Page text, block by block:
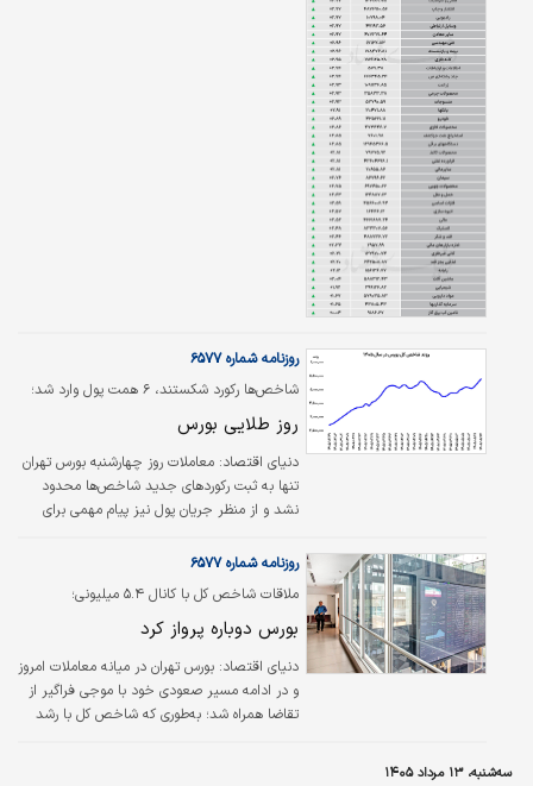
شاخص‌ها رکورد شکستند، ۶ همت پول وارد شد؛
روزنامه شماره ۶۵۷۷
روز طلایی بورس
دنیای اقتصاد: معاملات روز چهارشنبه بورس تهران
تنها به ثبت رکوردهای جدید شاخص‌ها محدود
نشد و از منظر جریان پول نیز پیام مهمی برای
در بازار آزاد و آرام‌تر شدن معاملات بازار فیزیکی طلا
شدند و همین موضوع به تقویت سمت تقاضا
انجامید.
ملاقات شاخص کل با کانال ۵.۴ میلیونی؛
روزنامه شماره ۶۵۷۷
بورس دوباره پرواز کرد
دنیای اقتصاد: بورس تهران در میانه معاملات امروز
و در ادامه مسیر صعودی خود با موجی فراگیر از
تقاضا همراه شد؛ به‌طوری که شاخص کل با رشد
سه‌شنبه، ۱۳ مرداد ۱۴۰۵